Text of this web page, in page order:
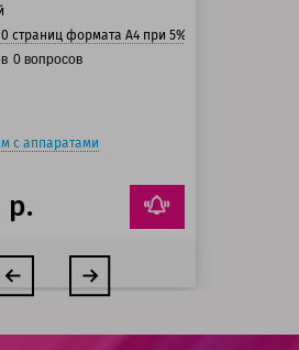
страниц формата А4 при 5% заполнении
0 вопросов
с аппаратами
р.